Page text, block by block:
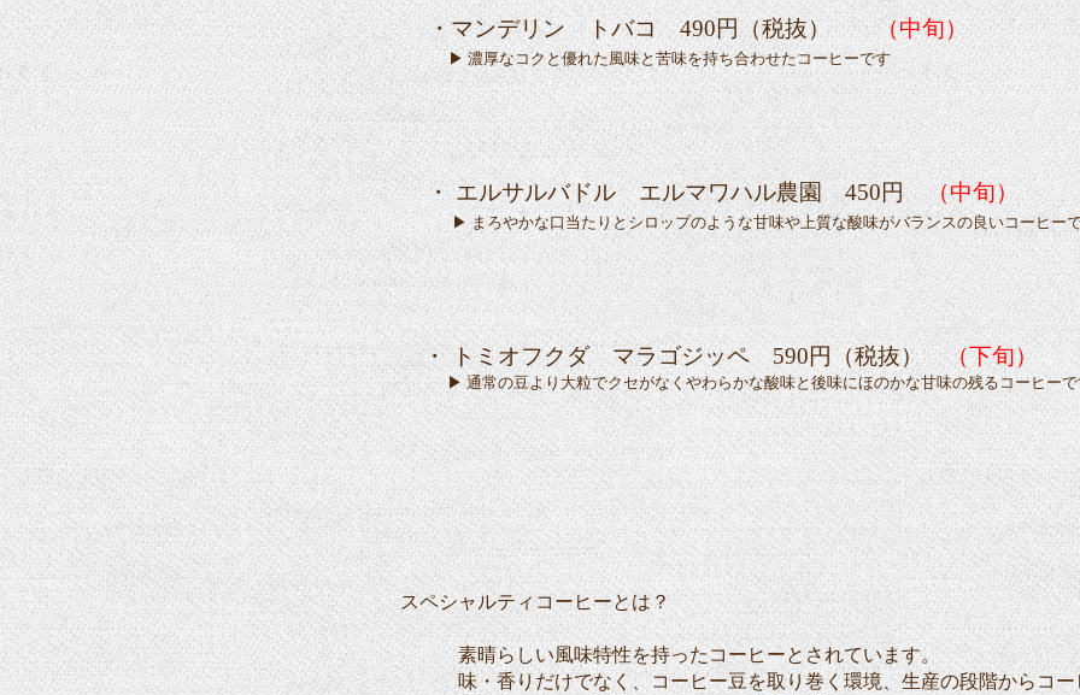
・マンデリン トバコ 490円（税抜） （中旬）
▶ 濃厚なコクと優れた風味と苦味を持ち合わせたコーヒーです
・ エルサルバドル エルマワハル農園 450円 （中旬）
▶ まろやかな口当たりとシロップのような甘味や上質な酸味がバランスの良いコーヒー
・ トミオフクダ マラゴジッペ 590円（税抜） （下旬）
▶ 通常の豆より大粒でクセがなくやわらかな酸味と後味にほのかな甘味の残るコーヒーで
スペシャルティコーヒーとは？
素晴らしい風味特性を持ったコーヒーとされています。
味・香りだけでなく、コーヒー豆を取り巻く環境、生産の段階からコー